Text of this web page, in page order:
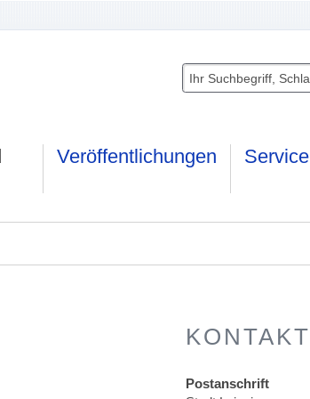
Veröffentlichungen Service
KONTAKT
Postanschrift